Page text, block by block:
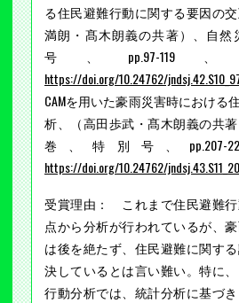
る住民避難行動に関する要因の
満朗・髙木朗義の共著）、自然
号、pp.97-119
https://doi.org/10.24762/
CAMを用いた豪雨災害時における
析、（高田歩武・髙木朗義の共
巻、特別号、pp.207-
https://doi.org/10.24762/
受賞理由： これまで住民避難行
点から分析が行われているが、
は後を絶たず、住民避難に関す
決しているとは言い難い。特に
行動分析では、統計分析に基づ